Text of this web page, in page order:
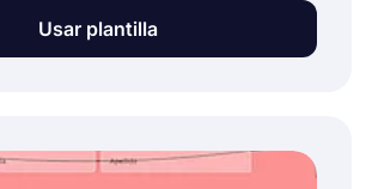
lo que ofrecen y los roles
en el futuro de la web, no
y descentralizado. Al crear un
de NFT, puede conectarse
Usar plantilla